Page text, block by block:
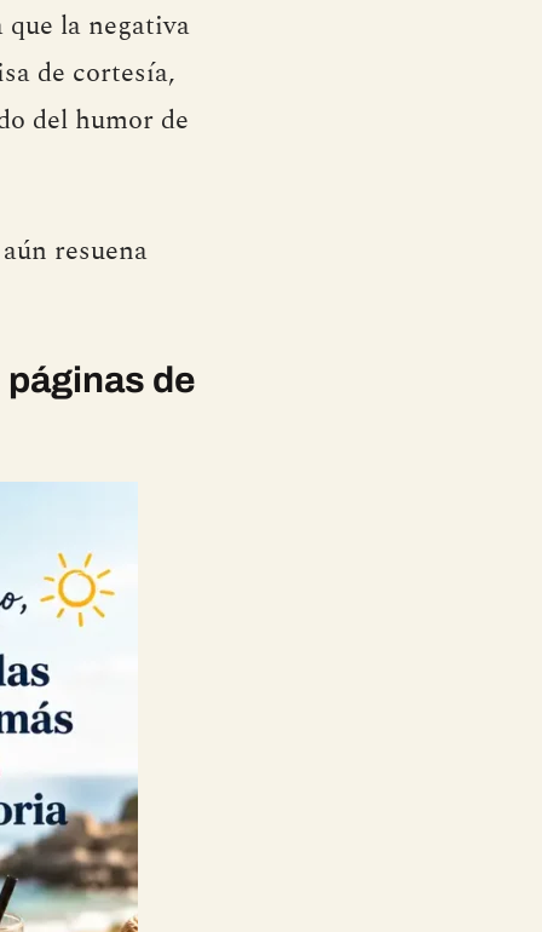
la negativa
de cortesía,
del humor de
resuena
de